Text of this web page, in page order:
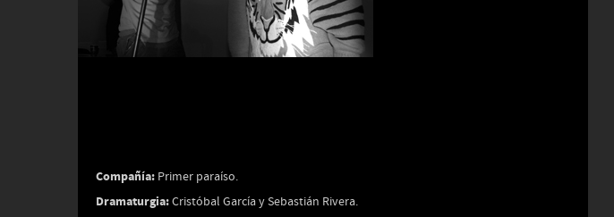
Compañía: Primer paraíso.
Dramaturgia:Cristóbal García y Sebastián Rivera.